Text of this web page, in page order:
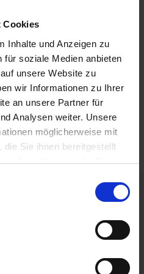
Cookies
Inhalte und Anzeigen zu
für soziale Medien anbieten
unsere Website zu
wir Informationen zu Ihrer
an unsere Partner für
Analysen weiter. Unsere
möglicherweise mit
Sie ihnen bereitgestellt
Ihrer Nutzung der Dienste